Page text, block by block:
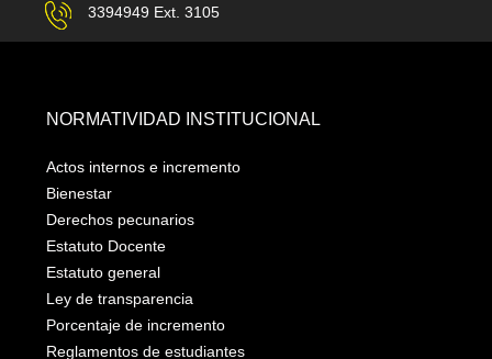
3394949 Ext. 3105
NORMATIVIDAD INSTITUCIONAL
Actos internos e incremento
Bienestar
Derechos pecunarios
Estatuto Docente
Estatuto general
Ley de transparencia
Porcentaje de incremento
Reglamentos de estudiantes